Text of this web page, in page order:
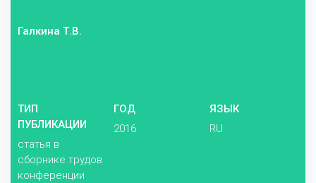
Галкина Т.В.
ТИП
ПУБЛИКАЦИИ
статья в
сборнике трудов
конференции
ГОД
2016
ЯЗЫК
RU